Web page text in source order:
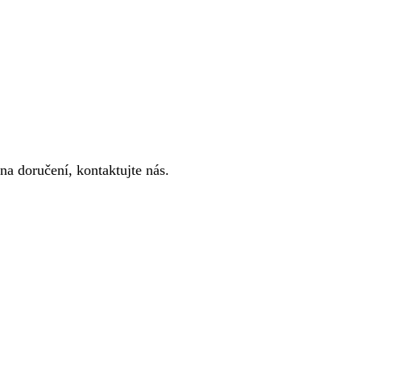
doručení, kontaktujte nás.